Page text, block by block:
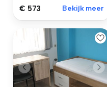
€ 573 Bekijk meer